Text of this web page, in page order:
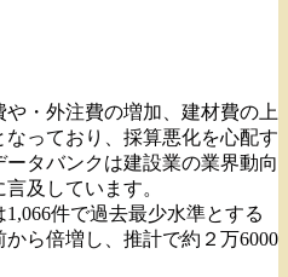
・外注費の増加、建材費の上
っており、採算悪化を心配す
タバンクは建設業の業界動向
及しています。
件で過去最少水準とする
ら倍増し、推計で約２万6000